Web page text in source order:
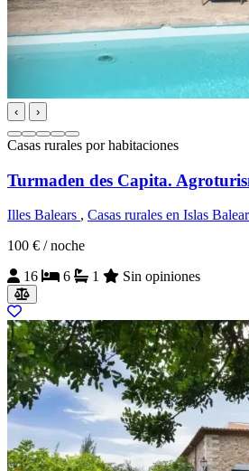
‹ ›
Casas rurales por habitaciones
Turmaden des Capita.
Illes Balears , Casas rurales en Islas
100 € / noche
16
6 1 Sin opiniones